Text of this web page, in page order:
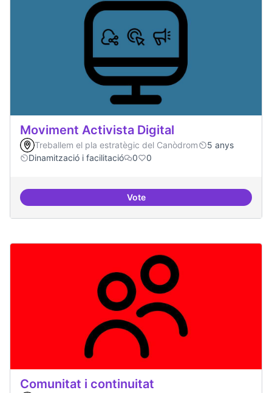
Moviment Activista Digital
Treballem el pla estratègic del Canòdrom
5 anys
Dinamització i facilitació
0 0
VoteMoviment Activista Digital
Comunitat i continuitat